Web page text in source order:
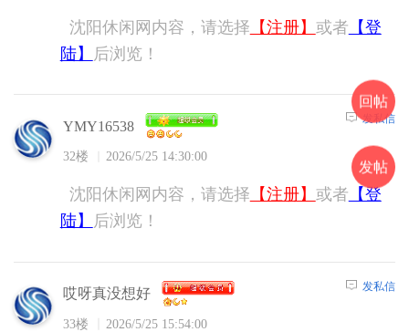
沈阳休闲网内容，请选择 【注册】 或者 【登
陆】
后浏览！
YMY16538
32楼 2026/5/25 14:30:00
发私信
沈阳休闲网内容，请选择 【注册】 或者 【登
陆】
后浏览！
哎呀真没想好
33楼 2026/5/25 15:54:00
发私信
回帖
发帖